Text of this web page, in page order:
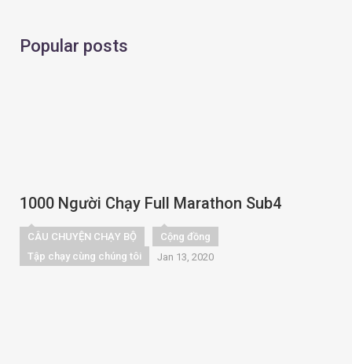
Popular posts
1000 Người Chạy Full Marathon Sub4
CÂU CHUYỆN CHẠY BỘ
Cộng đồng
Tập chạy cùng chúng tôi
Jan 13, 2020